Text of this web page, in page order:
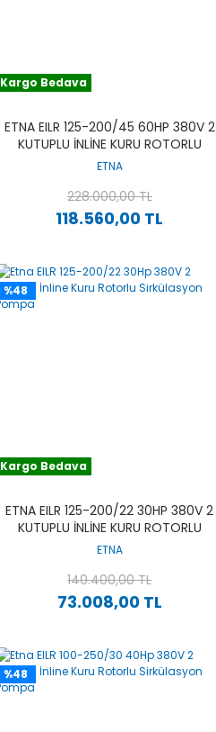
Kargo Bedava
ETNA EILR 125-200/45 60HP 380V 2
KUTUPLU İNLINE KURU ROTORLU
SIRKÜLASYON POMPA
ETNA
118.560,00 TL
228.000,00 TL
%48
Kargo Bedava
ETNA EILR 125-200/22 30HP 380V 2
KUTUPLU İNLINE KURU ROTORLU
SIRKÜLASYON POMPA
ETNA
73.008,00 TL
140.400,00 TL
%48